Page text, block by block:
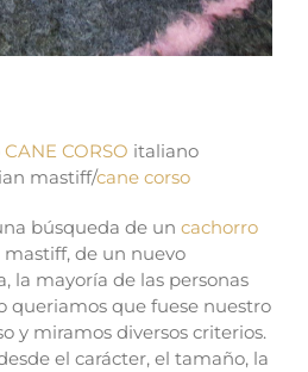
CORSO italiano
mastiff/cane corso
búsqueda de un cachorro
mastiff, de un nuevo
la mayoría de las personas
queriamos que fuese nuestro
y miramos diversos criterios.
el carácter, el tamaño, la